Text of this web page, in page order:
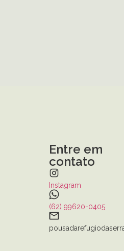
Entre em
contato
Instagram
(62) 99620-0405